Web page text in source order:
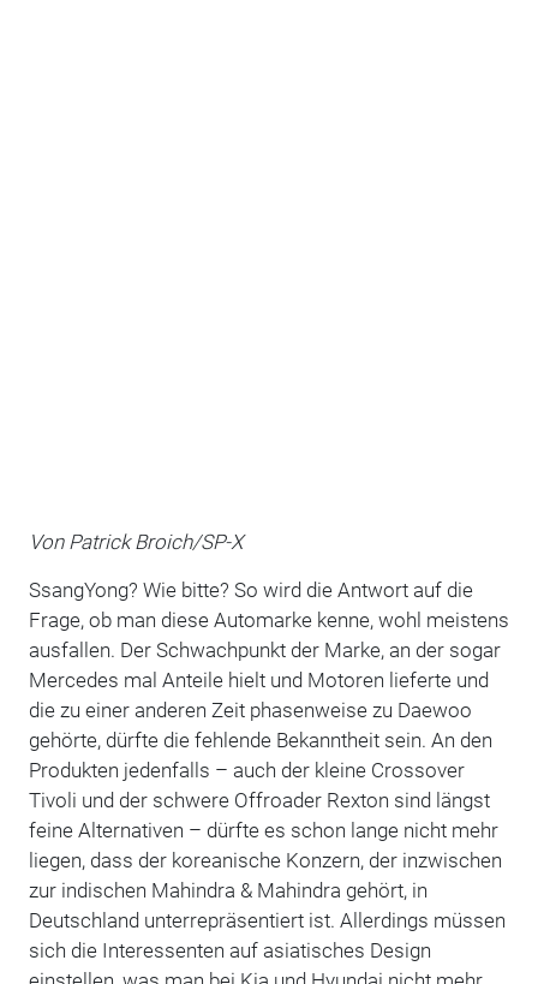
Von Patrick Broich/SP-X
SsangYong? Wie bitte? So wird die Antwort auf die
Frage, ob man diese Automarke kenne, wohl meistens
ausfallen. Der Schwachpunkt der Marke, an der sogar
Mercedes mal Anteile hielt und Motoren lieferte und
die zu einer anderen Zeit phasenweise zu Daewoo
gehörte, dürfte die fehlende Bekanntheit sein. An den
Produkten jedenfalls – auch der kleine Crossover
Tivoli und der schwere Offroader Rexton sind längst
feine Alternativen – dürfte es schon lange nicht mehr
liegen, dass der koreanische Konzern, der inzwischen
zur indischen Mahindra & Mahindra gehört, in
Deutschland unterrepräsentiert ist. Allerdings müssen
sich die Interessenten auf asiatisches Design